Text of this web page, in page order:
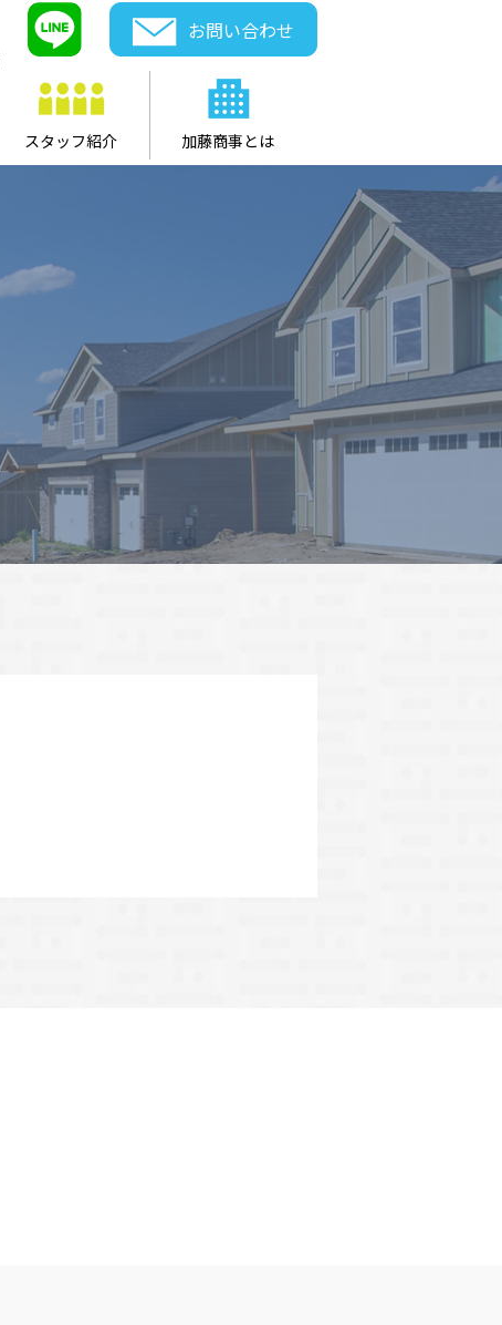
お問い合わせ
スタッフ紹介 加藤商事とは